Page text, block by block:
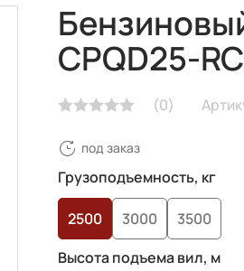
CPQD25-
(0)
под заказ
Грузоподъемность, кг
2500 3000
3500
Высота подъема вил, м